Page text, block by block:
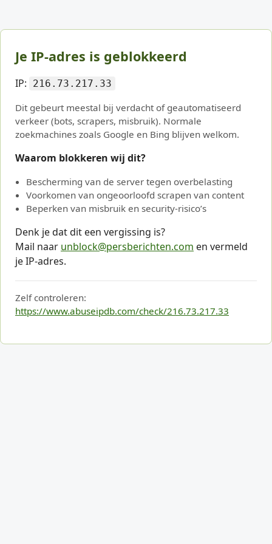
Je IP-adres is geblokkeerd
IP: 216.73.217.33
Dit gebeurt meestal bij verdacht of geautomatiseerd
verkeer (bots, scrapers, misbruik). Normale
zoekmachines zoals Google en Bing blijven welkom.
Waarom blokkeren wij dit?
Bescherming van de server tegen overbelasting
Voorkomen van ongeoorloofd scrapen van content
Beperken van misbruik en security-risico’s
Denk je dat dit een vergissing is?
Mail naar unblock@persberichten.com en vermeld
je IP-adres.
Zelf controleren:
https://www.abuseipdb.com/check/216.73.217.33